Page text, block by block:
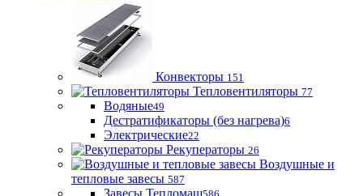
Конвекторы 151
Тепловентиляторы 77
Водяные49
Дестратификаторы (без нагрева)6
Электрические22
Рекуператоры 26
Воздушные и
тепловые завесы 587
Завесы Тепломаш